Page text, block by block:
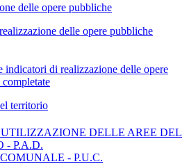
delle opere pubbliche
delle opere pubbliche
indicatori di realizzazione delle opere
territorio
DELLE AREE DEL
- P.A.D.
- P.U.C.